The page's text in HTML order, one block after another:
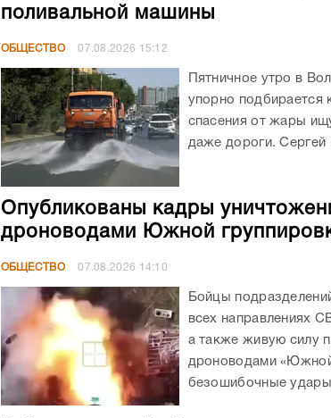
поливальной машины
ОБЩЕСТВО 07.08.2026 15:12
Пятничное утро в
упорно подбирается
спасения от жары
даже дороги. Сергей
Опубликованы кадры
дроноводами Южной
ОБЩЕСТВО 07.08.2026 14:10
Бойцы
всех направлениях
а также живую силу
дроноводами
безошибочные